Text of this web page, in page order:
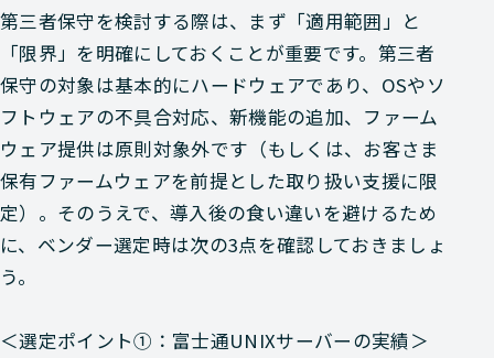
第三者保守を検討する際は、まず「適用範囲」と
「限界」を明確にしておくことが重要です。第三者
保守の対象は基本的にハードウェアであり、OSやソ
フトウェアの不具合対応、新機能の追加、ファーム
ウェア提供は原則対象外です（もしくは、お客さま
保有ファームウェアを前提とした取り扱い支援に限
定）。そのうえで、導入後の食い違いを避けるため
に、ベンダー選定時は次の3点を確認しておきましょ
う。
＜選定ポイント①：富士通UNIXサーバーの実績＞